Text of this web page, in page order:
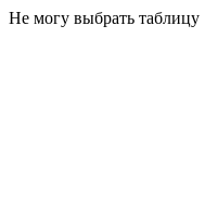
Не могу выбрать таблицу